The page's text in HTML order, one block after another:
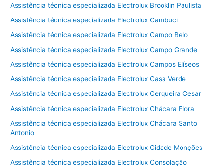
Assistência técnica especializada Electrolux Brooklin Paulista
Assistência técnica especializada Electrolux Cambuci
Assistência técnica especializada Electrolux Campo Belo
Assistência técnica especializada Electrolux Campo Grande
Assistência técnica especializada Electrolux Campos Elíseos
Assistência técnica especializada Electrolux Casa Verde
Assistência técnica especializada Electrolux Cerqueira Cesar
Assistência técnica especializada Electrolux Chácara Flora
Assistência técnica especializada Electrolux Chácara Santo
Antonio
Assistência técnica especializada Electrolux Cidade Monções
Assistência técnica especializada Electrolux Consolação